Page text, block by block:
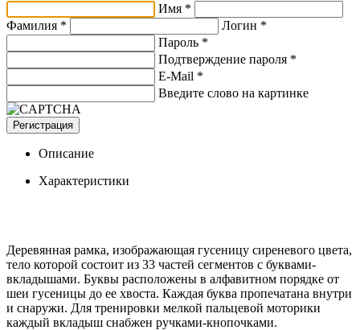
Имя *
Фамилия *
Логин *
Пароль *
Подтверждение пароля *
E-Mail *
Введите слово на картинке
Регистрация
Описание
Характеристики
Деревянная рамка, изображающая гусеницу сиреневого цвета,
тело которой состоит из 33 частей сегментов с буквами-
вкладышами. Буквы расположены в алфавитном порядке от
шеи гусеницы до ее хвоста. Каждая буква пропечатана внутри
и снаружи. Для тренировки мелкой пальцевой моторики
каждый вкладыш снабжен ручками-кнопочками.